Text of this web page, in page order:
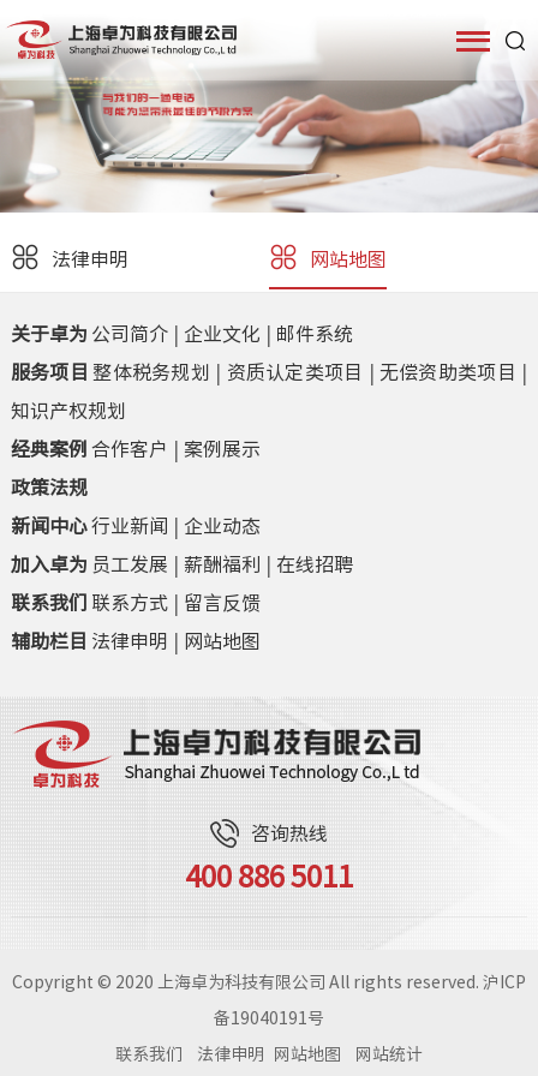
法律申明 网站地图
关于卓为 公司简介| 企业文化
邮件系统
服务项目 整体税务规划 资质认定类项目 无偿资助类项目
知识产权规划
经典案例 合作客户
案例展示
政策法规
新闻中心行业新闻
企业动态
加入卓为 员工发展 薪酬福利
在线招聘
联系我们
联系方式| 留言反馈
辅助栏目 法律申明 网站地图
咨询热线
400 886 5011
Copyright © 2020 上海卓为科技有限公司 All rights reserved. 沪ICP
备19040191号
联系我们 法律申明 网站地图 网站统计